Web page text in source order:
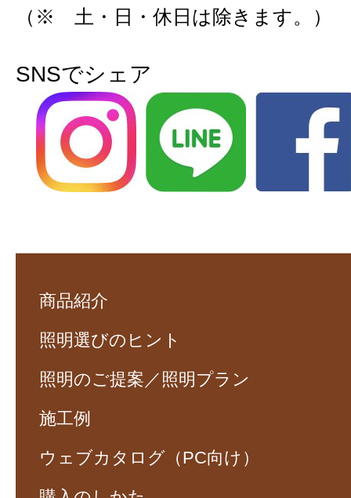
（※ 土・日・休日は除きます。）
SNSでシェア
商品紹介
照明選びのヒント
照明のご提案／照明プラン
施工例
ウェブカタログ（PC向け）